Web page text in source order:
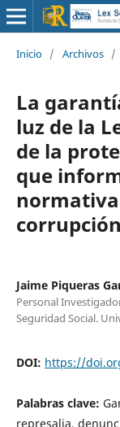
Inicio / Archivos /
La
luz de la
de la
que
corrupción
Jaime Piqueras
Personal
Seguridad Social.
DOI: https://
Palabras clave:
represalia,